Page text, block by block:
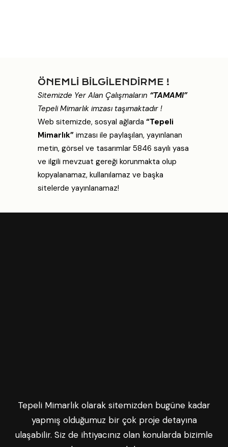
ÖNEMLİ BİLGİLENDİRME !
Sitemizde Yer Alan Çalışmaların “TAMAMI”
Tepeli Mimarlık imzası taşımaktadır !
Web sitemizde, sosyal ağlarda “Tepeli
Mimarlık” imzası ile paylaşılan, yayınlanan
metin, görsel ve tasarımlar 5846 sayılı yasa
ve ilgili mevzuat gereği korunmakta olup
kopyalanamaz, kullanılamaz ve başka
sitelerde yayınlanamaz!
Tepeli Mimarlık olarak sitemizden bugüne kadar
yapmış olduğumuz bir çok proje detayına
ulaşabilir. Siz de ihtiyacınız olan konularda bizimle